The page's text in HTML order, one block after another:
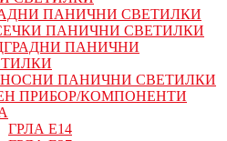
ПАНИЧНИ СВЕТИЛКИ
ПАНИЧНИ СВЕТИЛКИ
ПАНИЧНИ
ПАНИЧНИ СВЕТИЛКИ
ПРИБОР/КОМПОНЕНТИ
ГРЛА Е14